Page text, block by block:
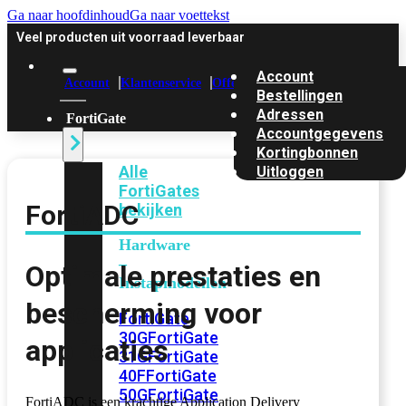
Ga naar hoofdinhoudGa naar voettekst
Veel producten uit voorraad leverbaar
Account Klantenservice Offerte
FortiGate
Alle
FortiGates
bekijken
Hardware
–
Instapmodellen
FortiGate
30GFortiGate
31GFortiGate
40FFortiGate
50GFortiGate
Account
Bestellingen
Adressen
Accountgegevens
Kortingbonnen
Uitloggen
FortiADC
Optimale prestaties en
bescherming voor
applicaties
FortiADC is een krachtige Application Delivery